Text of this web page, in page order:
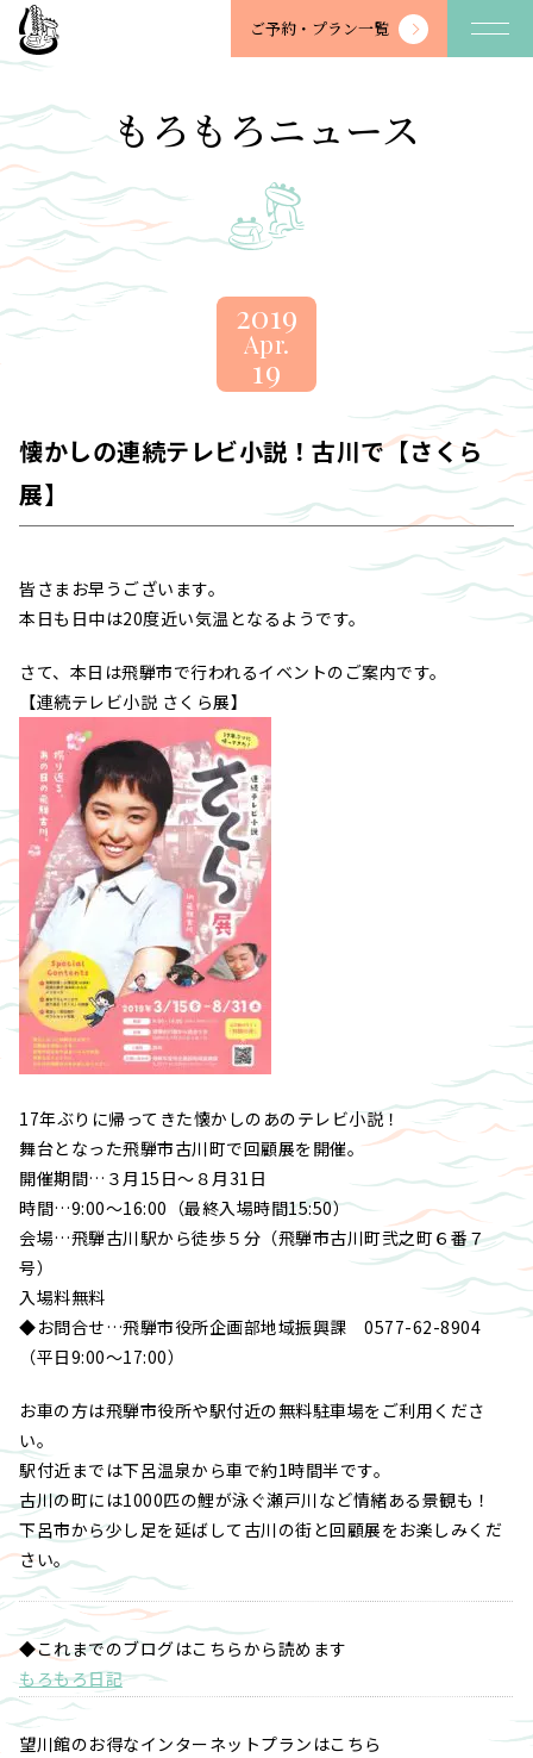
望
川
-
BOSENKAN
ご予約・ プラン一覧
もろもろニュース
2019
Apr.
19
懐かしの連続テレビ小説！古川で【さくら
展】
皆さまお早うございます。
本日も日中は20度近い気温となるようです。
さて、本日は飛騨市で行われるイベントのご案内です。
【連続テレビ小説 さくら展】
17年ぶりに帰ってきた懐かしのあのテレビ小説！
舞台となった飛騨市古川町で回顧展を開催。
開催期間…３月15日～８月31日
時間…9:00～16:00（最終入場時間15:50）
会場…飛騨古川駅から徒歩５分（飛騨市古川町弐之町６番７
号）
入場料無料
◆お問合せ…飛騨市役所企画部地域振興課 0577-62-8904
（平日9:00～17:00）
お車の方は飛騨市役所や駅付近の無料駐車場をご利用くださ
い。
駅付近までは下呂温泉から車で約1時間半です。
古川の町には1000匹の鯉が泳ぐ瀬戸川など情緒ある景観も！
下呂市から少し足を延ばして古川の街と回顧展をお楽しみくだ
さい。
◆これまでのブログはこちらから読めます
もろもろ日記
望川館のお得なインターネットプランはこちら